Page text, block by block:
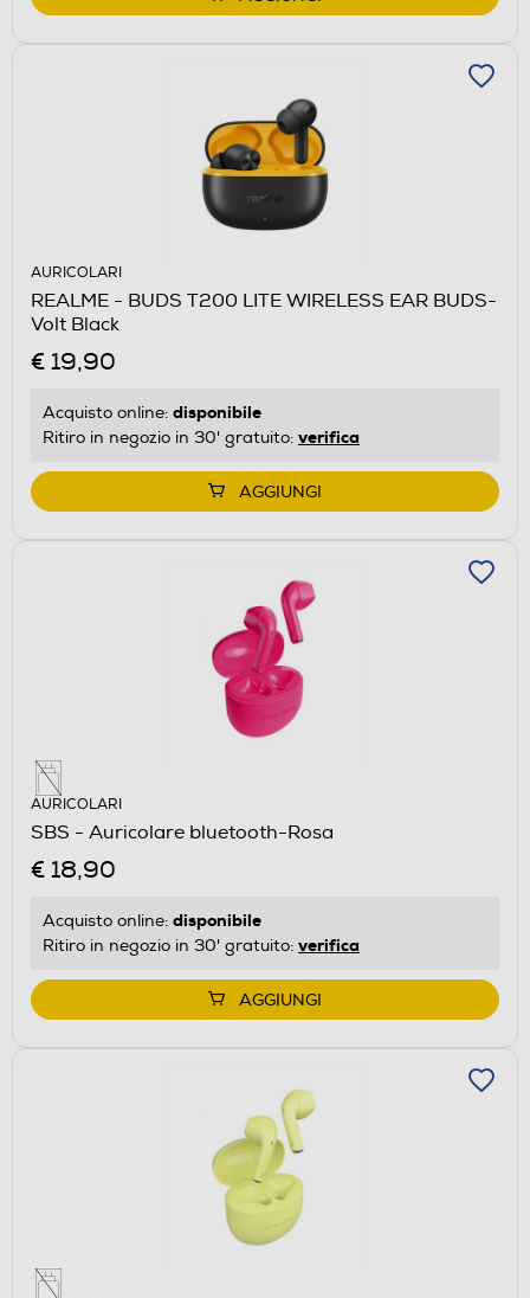
AURICOLARI
REALME - BUDS T200 LITE WIRELESS EAR BUDS-
Volt Black
€ 19,90
Acquisto online: disponibile
Ritiro in negozio in 30' gratuito: verifica
AGGIUNGI
AURICOLARI
SBS - Auricolare bluetooth-Rosa
€ 18,90
Acquisto online: disponibile
Ritiro in negozio in 30' gratuito: verifica
AGGIUNGI